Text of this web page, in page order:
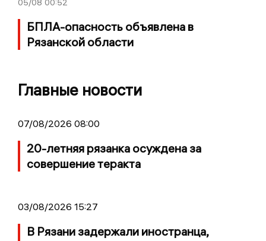
05/08 00:52
БПЛА-опасность объявлена в
Рязанской области
Главные новости
07/08/2026 08:00
20-летняя рязанка осуждена за
совершение теракта
03/08/2026 15:27
В Рязани задержали иностранца,